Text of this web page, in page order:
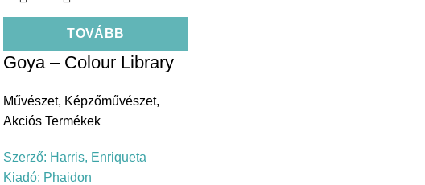
TOVÁBB
Goya – Colour Library
Művészet, Képzőművészet,
Akciós Termékek
Szerző: Harris, Enriqueta
Kiadó: Phaidon